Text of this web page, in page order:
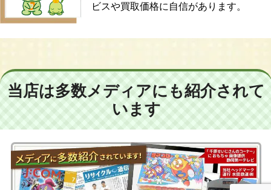
ビスや買取価格に自信があります。
当店は多数メディアにも紹介されて
います